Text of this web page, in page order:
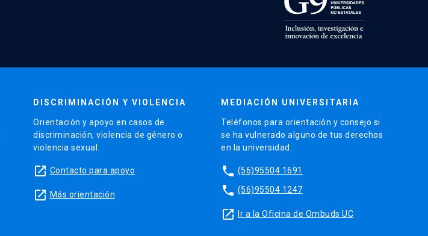
DISCRIMINACIÓN Y VIOLENCIA
Orientación y apoyo en casos de
discriminación, violencia de género o
violencia sexual.
launch Contacto para apoyo
launch Más orientación
MEDIACIÓN UNIVERSITARIA
Teléfonos para orientación y consejo si
se ha vulnerado alguno de tus derechos
en la universidad.
phone (56)95504 1691
phone (56)95504 1247
launch Ir a la Oficina de Ombuds UC